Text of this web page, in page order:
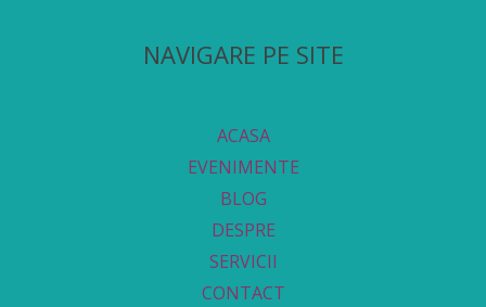
NAVIGARE PE SITE
ACASA
EVENIMENTE
BLOG
DESPRE
SERVICII
CONTACT